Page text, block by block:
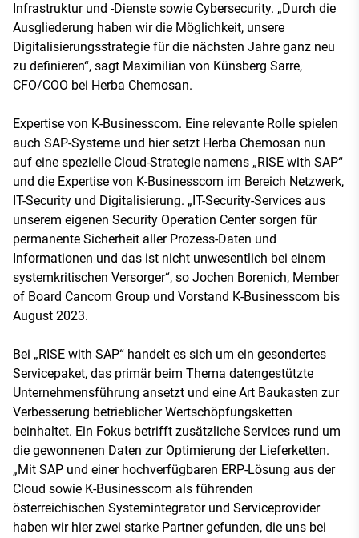
Infrastruktur und -Dienste sowie Cybersecurity. „Durch die
Ausgliederung haben wir die Möglichkeit, unsere
Digitalisierungsstrategie für die nächsten Jahre ganz neu
zu definieren“, sagt Maximilian von Künsberg Sarre,
CFO/COO bei Herba Chemosan.
Expertise von K-Businesscom. Eine relevante Rolle spielen
auch SAP-Systeme und hier setzt Herba Chemosan nun
auf eine spezielle Cloud-Strategie namens „RISE with SAP“
und die Expertise von K-Businesscom im Bereich Netzwerk,
IT-Security und Digitalisierung. „IT-Security-Services aus
unserem eigenen Security Operation Center sorgen für
permanente Sicherheit aller Prozess-Daten und
Informationen und das ist nicht unwesentlich bei einem
systemkritischen Versorger“, so Jochen Borenich, Member
of Board Cancom Group und Vorstand K-Businesscom bis
August 2023.
Bei „RISE with SAP“ handelt es sich um ein gesondertes
Servicepaket, das primär beim Thema datengestützte
Unternehmensführung ansetzt und eine Art Baukasten zur
Verbesserung betrieblicher Wertschöpfungsketten
beinhaltet. Ein Fokus betrifft zusätzliche Services rund um
die gewonnenen Daten zur Optimierung der Lieferketten.
„Mit SAP und einer hochverfügbaren ERP-Lösung aus der
Cloud sowie K-Businesscom als führenden
österreichischen Systemintegrator und Serviceprovider
haben wir hier zwei starke Partner gefunden, die uns bei